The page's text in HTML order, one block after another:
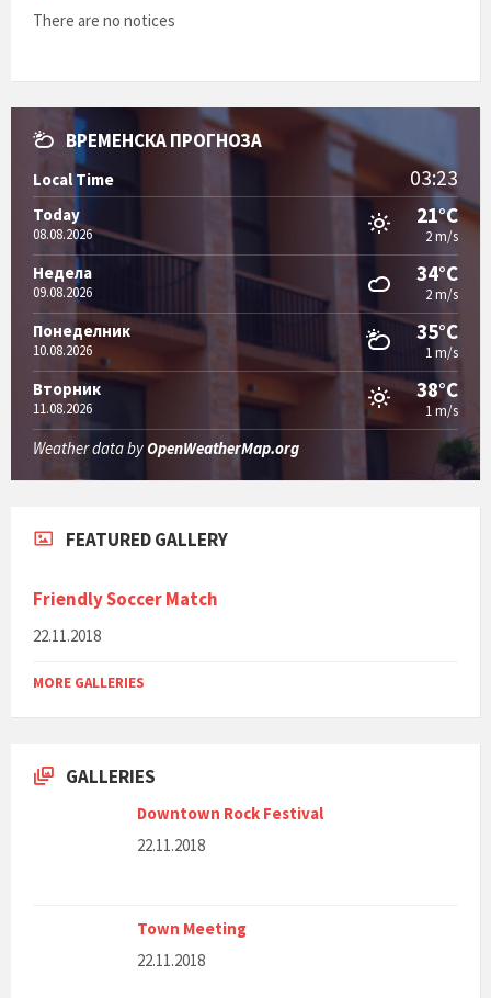
There are no notices
ВРЕМЕНСКА ПРОГНОЗА
Local Time 03:23
Today
08.08.2026
21°C
2 m/s
Недела
09.08.2026
34°C
2 m/s
Понеделник
10.08.2026
35°C
1 m/s
Вторник
11.08.2026
38°C
1 m/s
Weather data byOpenWeatherMap.org
FEATURED GALLERY
Friendly Soccer Match
22.11.2018
MORE GALLERIES
GALLERIES
Downtown Rock Festival
22.11.2018
Town Meeting
22.11.2018